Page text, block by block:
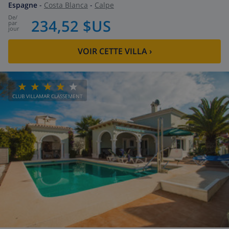
Espagne - Costa Blanca - Calpe
de/
par
jour 234,52 $US
VOIR CETTE VILLA›
CLUB VILLAMAR CLASSEMENT